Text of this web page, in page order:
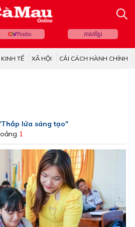
Radio ភាសាខ្មែរ
KINH TẾ XÃ HỘI CẢI CÁCH HÀNH CHÍNH
lửa sáng tạo"
1